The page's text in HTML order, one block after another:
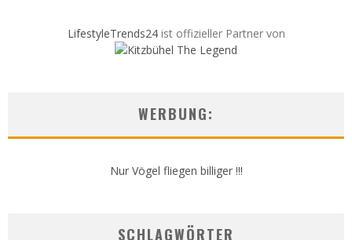
LifestyleTrends24ist offizieller Partner von
WERBUNG:
Nur Vögel fliegen billiger !!!
SCHLAGWÖRTER